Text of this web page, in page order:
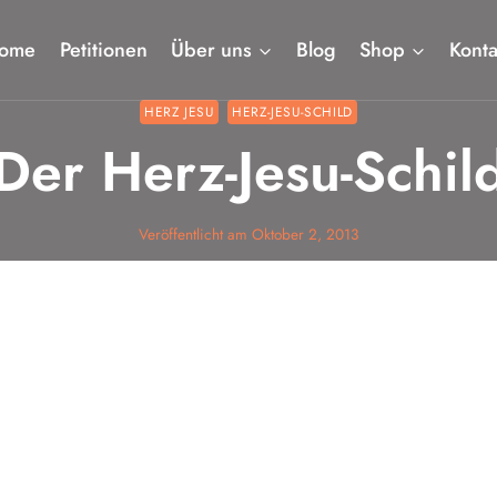
Petitionen Über uns Blog Shop
HERZ JESU HERZ-JESU-SCHILD
Herz-Jesu-
Veröffentlicht am Oktober 2, 2013